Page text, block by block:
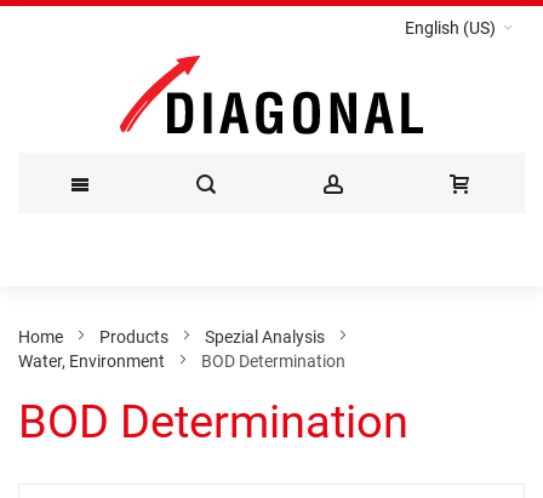
English (US)
Content
Home Products
Spezial Analysis
Water, Environment
BOD Determination
BOD Determination